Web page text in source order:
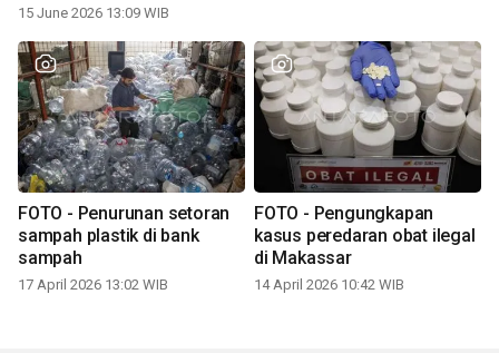
15 June 2026 13:09 WIB
FOTO - Penurunan setoran
sampah plastik di bank
sampah
17 April 2026 13:02 WIB
FOTO - Pengungkapan
kasus peredaran obat ilegal
di Makassar
14 April 2026 10:42 WIB